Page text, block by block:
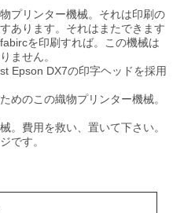
プリンター機械。それは印刷の
あります。それはまたできます
を印刷すれば。この機械は
ません。
Epson DX7の印字ヘッドを採用
めのこの織物プリンター機械。
。費用を救い、置いて下さい。
です。